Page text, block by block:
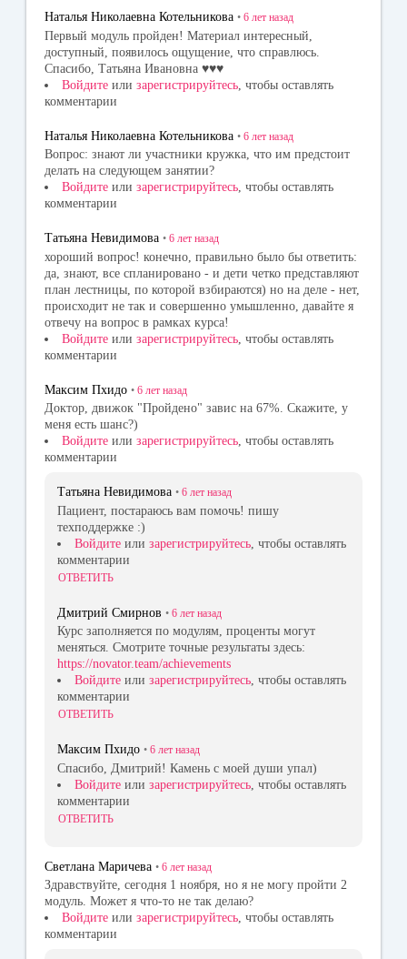
Наталья Николаевна Котельникова • 6 лет назад
Первый модуль пройден! Материал интересный,
доступный, появилось ощущение, что справлюсь.
Спасибо, Татьяна Ивановна ♥♥♥
Войдите или зарегистрируйтесь , чтобы оставлять
комментарии
Наталья Николаевна Котельникова • 6 лет назад
Вопрос: знают ли участники кружка, что им предстоит
делать на следующем занятии?
Войдите или зарегистрируйтесь, чтобы оставлять
комментарии
Татьяна Невидимова • 6 лет назад
хороший вопрос! конечно, правильно было бы ответить:
да, знают, все спланировано - и дети четко представляют
план лестницы, по которой взбираются) но на деле - нет,
происходит не так и совершенно умышленно, давайте я
отвечу на вопрос в рамках курса!
Войдите или зарегистрируйтесь , чтобы оставлять
комментарии
Максим Пхидо • 6 лет назад
Доктор, движок "Пройдено" завис на 67%. Скажите, у
меня есть шанс?)
Войдите или зарегистрируйтесь, чтобы оставлять
комментарии
Татьяна Невидимова • 6 лет назад
Пациент, постараюсь вам помочь! пишу
техподдержке :)
Войдите или зарегистрируйтесь , чтобы оставлять
комментарии
ОТВЕТИТЬ
Дмитрий Смирнов • 6 лет назад
Курс заполняется по модулям, проценты могут
меняться. Смотрите точные результаты здесь:
https://novator.team/achievements
Войдите или зарегистрируйтесь, чтобы оставлять
комментарии
ОТВЕТИТЬ
Максим Пхидо • 6 лет назад
Спасибо, Дмитрий! Камень с моей души упал)
Войдите или зарегистрируйтесь , чтобы оставлять
комментарии
ОТВЕТИТЬ
Светлана Маричева • 6 лет назад
Здравствуйте, сегодня 1 ноября, но я не могу пройти 2
модуль. Может я что-то не так делаю?
Войдите или зарегистрируйтесь, чтобы оставлять
комментарии